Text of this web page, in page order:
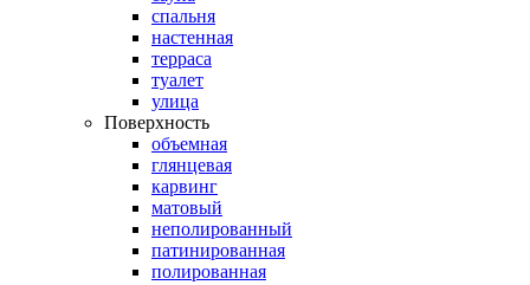
спальня
настенная
терраса
туалет
улица
Поверхность
объемная
глянцевая
карвинг
матовый
неполированный
патинированная
полированная